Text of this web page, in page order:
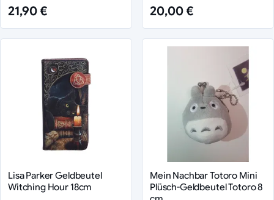
21,90 € 20,00 €
Lisa Parker Geldbeutel
Witching Hour 18cm
Mein Nachbar Totoro Mini
Plüsch-Geldbeutel Totoro 8